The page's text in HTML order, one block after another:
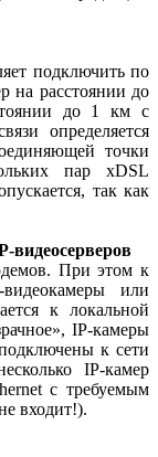
подключить по
на расстоянии до
до 1 км с
определяется
точки
пар xDSL
так как
видеосерверов
При этом к
или
к локальной
IP-камеры
к сети
IP-камер
с требуемым
входит!).